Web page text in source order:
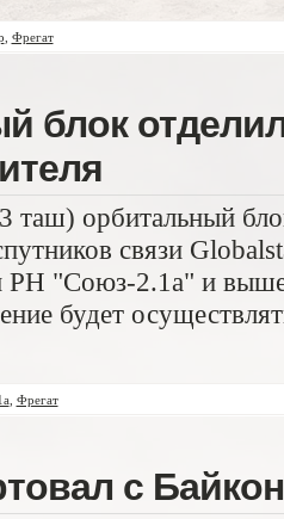
Фрегат
блок
орбитальный
связи
РН "Союз-2.1а" и
будет
, Фрегат
с